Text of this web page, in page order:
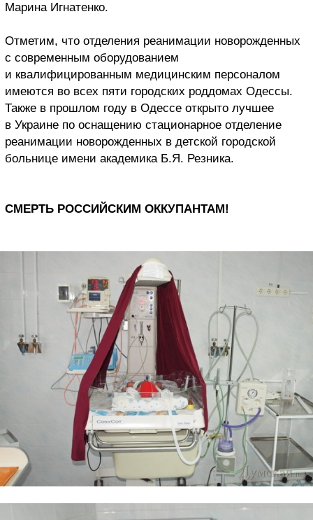
Марина Игнатенко.
Отметим, что отделения реанимации новорожденных
с современным оборудованием
и квалифицированным медицинским персоналом
имеются во всех пяти городских роддомах Одессы.
Также в прошлом году в Одессе открыто лучшее
в Украине по оснащению стационарное отделение
реанимации новорожденных в детской городской
больнице имени академика Б.Я. Резника.
СМЕРТЬ РОССИЙСКИМ ОККУПАНТАМ!